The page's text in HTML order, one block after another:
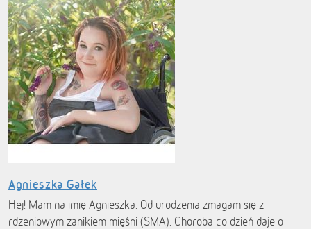
Agnieszka Gałek
Hej! Mam na imię Agnieszka. Od urodzenia zmagam się z
rdzeniowym zanikiem mięśni (SMA). Choroba co dzień daje o